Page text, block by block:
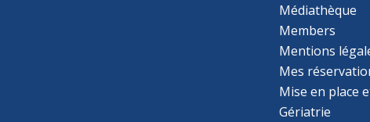
Médiathèque
Members
Mentions
Mes
Mise en place
Gériatrie